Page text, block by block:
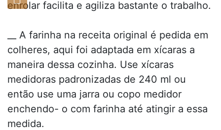
enrolar facilita e agiliza bastante o trabalho.
__ A farinha na receita original é pedida em
colheres, aqui foi adaptada em xícaras a
maneira dessa cozinha. Use xícaras
medidoras padronizadas de 240 ml ou
então use uma jarra ou copo medidor
enchendo- o com farinha até atingir a essa
medida.